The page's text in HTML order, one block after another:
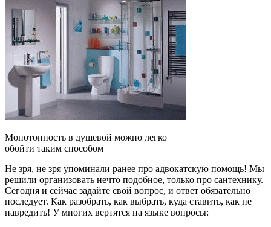
Монотонность в душевой можно легко
обойти таким способом
Не зря, не зря упоминали ранее про адвокатскую помощь! Мы
решили организовать нечто подобное, только про сантехнику.
Сегодня и сейчас задайте свой вопрос, и ответ обязательно
последует. Как разобрать, как выбрать, куда ставить, как не
навредить! У многих вертятся на языке вопросы: